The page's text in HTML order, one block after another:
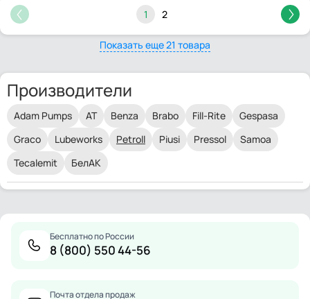
1 2
Показать еще 21 товара
Производители
Adam Pumps AT Benza Brabo Fill-Rite
Gespasa
Graco
Lubeworks Petroll Piusi Pressol
Samoa
Tecalemit
БелАК
Бесплатно по России
8 (800) 550 44-56
Почта отдела продаж